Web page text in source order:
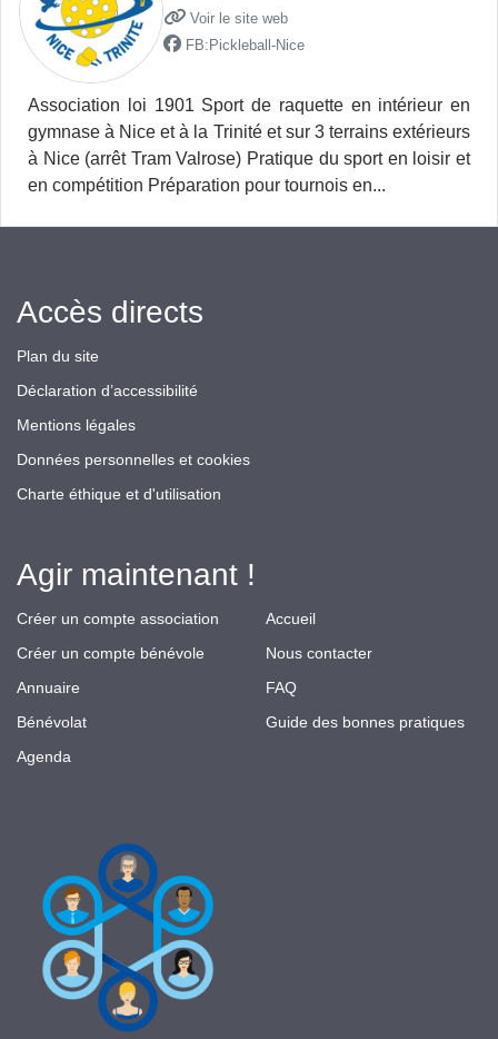
Voir le site web
FB:Pickleball-Nice
Association loi 1901 Sport de raquette en intérieur en
gymnase à Nice et à la Trinité et sur 3 terrains extérieurs
à Nice (arrêt Tram Valrose) Pratique du sport en loisir et
en compétition Préparation pour tournois en...
Accès directs
Plan du site
Déclaration d’accessibilité
Mentions légales
Données personnelles et cookies
Charte éthique et d'utilisation
Agir maintenant !
Créer un compte association
Créer un compte bénévole
Annuaire
Bénévolat
Agenda
Accueil
Nous contacter
FAQ
Guide des bonnes pratiques